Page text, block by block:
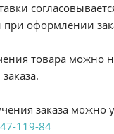
при оформлении
товара можно
заказа можно
119-84